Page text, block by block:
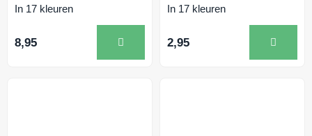
In 17 kleuren
8,95
In 17 kleuren
2,95